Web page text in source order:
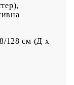
128 см (Д x